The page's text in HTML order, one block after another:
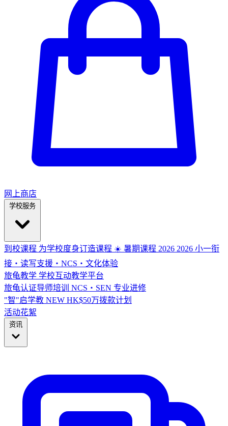
网上商店
学校服务
到校课程 为学校度身订造课程 ☀️ 暑期课程 2026 2026 小一衔
接・读写支援・NCS・文化体验
旅龟教学 学校互动教学平台
旅龟认证导师培训
NCS・SEN 专业进修
"智"启学教 NEW HK$50万拨款计划
活动花絮
资讯